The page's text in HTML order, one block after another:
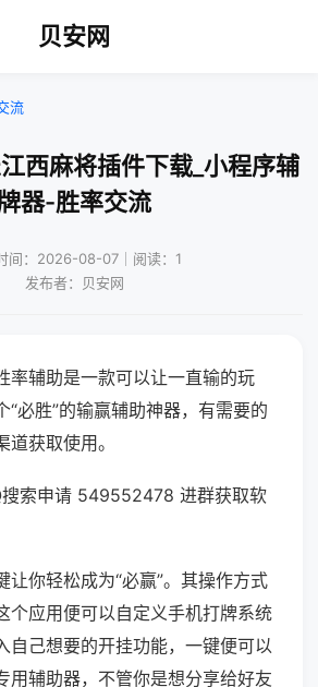
贝安网
流
西麻将插件下载_小程序辅
器-胜率交流
间：2026-08-07｜阅读：1
发布者：贝安网
率辅助是一款可以让一直输的玩
“必胜”的输赢辅助神器，有需要的
获取使用。
索申请 549552478 进群获取软
让你轻松成为“必赢”。其操作方式
个应用便可以自定义手机打牌系统
自己想要的开挂功能，一键便可以
用辅助器，不管你是想分享给好友